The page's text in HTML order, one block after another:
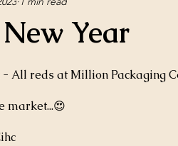
Year
- All reds at Million Packaging
market...😍